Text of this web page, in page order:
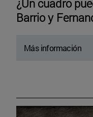
¿Un cuadro
Barrio y
Más información